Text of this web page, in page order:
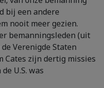
bij een andere
nooit meer gezien.
bemanningsleden (uit
Verenigde Staten
Cates zijn dertig missies
U.S. was